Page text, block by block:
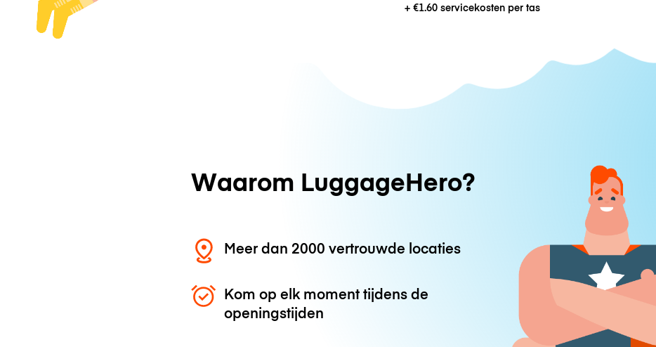
+ €1.60servicekosten per tas
Waarom LuggageHero?
Meer dan 2000 vertrouwde locaties
Kom op elk moment tijdens de
openingstijden